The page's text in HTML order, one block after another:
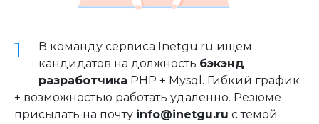
В команду сервиса Inetgu.ru ищем
кандидатов на должность бэкэнд
разработчика PHP + Mysql. Гибкий график
+ возможностью работать удаленно. Резюме
присылать на почту info@inetgu.ru с темой